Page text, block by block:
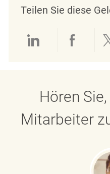
Teilen Sie diese
Über LinkedIn
Über
Hören
Mitarbeiter